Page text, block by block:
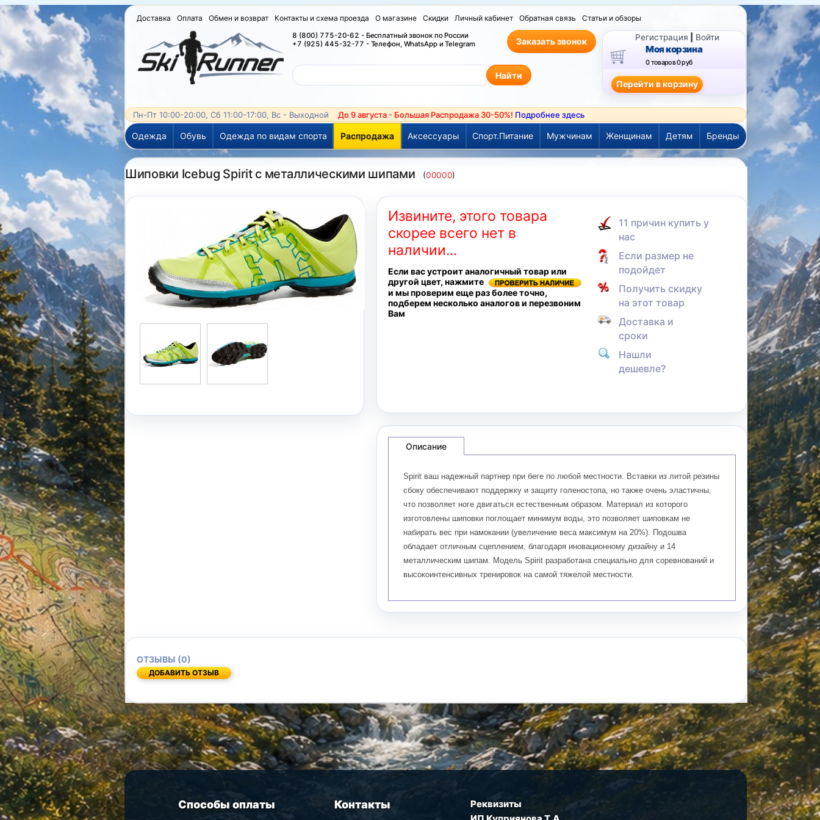
Доставка Оплата Обмен и возврат Контакты и схема проезда О магазине Скидки Личный кабинет Обратная связь Статьи и обзоры
8 (800) 775-20-62 - Бесплатный звонок по России
+7 (925) 445-32-77 - Телефон, WhatsApp и Telegram
Заказать звонок Регистрация Войти
Моя корзина
0 товаров0 руб
Пн-Пт 10:00-20:00, Сб 11:00-17:00, Вс - Выходной До 9 августа - Большая Распродажа 30-50%! Подробнее здесь
Одежда Обувь Одежда по видам спорта Распродажа Аксессуары Спорт.Питание Мужчинам Женщинам Детям Бренды
Шиповки Icebug Spirit с металлическими шипами (00000)
Извините, этого товара
скорее всего нет в
наличии...
Если вас устроит аналогичный товар или
другой цвет, нажмите
и мы проверим еще раз более точно,
подберем несколько аналогов и перезвоним
Вам
11 причин купить у
нас
Если размер не
подойдет
Получить скидку
на этот товар
Доставка и
сроки
Нашли
дешевле?
Описание
Spirit ваш надежный партнер при беге по любой местности. Вставки из литой резины
сбоку обеспечивают поддержку и защиту голеностопа, но также очень эластичны,
что позволяет ноге двигаться естественным образом. Материал из которого
изготовлены шиповки поглощает минимум воды, это позволяет шиповкам не
набирать вес при намокании (увеличение веса максимум на 20%). Подошва
обладает отличным сцеплением, благодаря иновационному дизайну и 14
металлическим шипам. Модель Spirit разработана специально для соревнований и
высокоинтенсивных тренировок на самой тяжелой местности.
ОТЗЫВЫ (0)
ДОБАВИТЬ ОТЗЫВ
Способы оплаты Контакты
Реквизиты